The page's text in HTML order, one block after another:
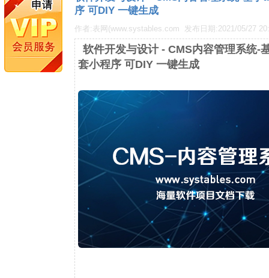
序 可DIY 一键生成
作者:表网(www.systables.com 发布日期:2021/05/27
软件开发与设计 - CMS内容管理系统-
套小程序 可DIY 一键生成